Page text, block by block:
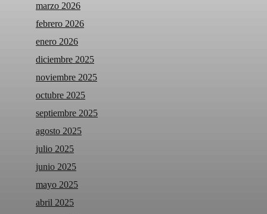
marzo 2026
febrero 2026
enero 2026
diciembre 2025
noviembre 2025
octubre 2025
septiembre 2025
agosto 2025
julio 2025
junio 2025
mayo 2025
abril 2025